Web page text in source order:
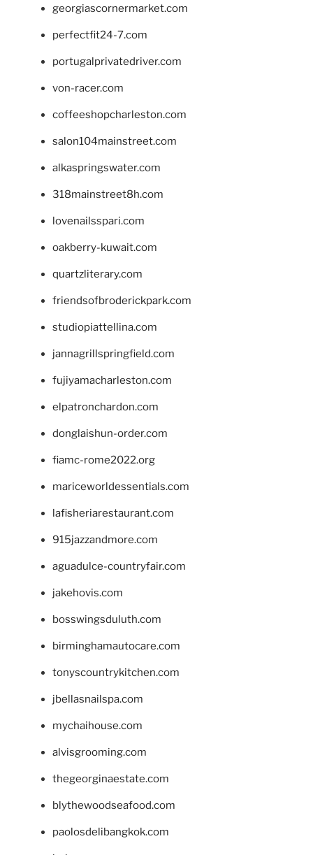
georgiascornermarket.com
perfectfit24-7.com
portugalprivatedriver.com
von-racer.com
coffeeshopcharleston.com
salon104mainstreet.com
alkaspringswater.com
318mainstreet8h.com
lovenailsspari.com
oakberry-kuwait.com
quartzliterary.com
friendsofbroderickpark.com
studiopiattellina.com
jannagrillspringfield.com
fujiyamacharleston.com
elpatronchardon.com
donglaishun-order.com
fiamc-rome2022.org
mariceworldessentials.com
lafisheriarestaurant.com
915jazzandmore.com
aguadulce-countryfair.com
jakehovis.com
bosswingsduluth.com
birminghamautocare.com
tonyscountrykitchen.com
jbellasnailspa.com
mychaihouse.com
alvisgrooming.com
thegeorginaestate.com
blythewoodseafood.com
paolosdelibangkok.com